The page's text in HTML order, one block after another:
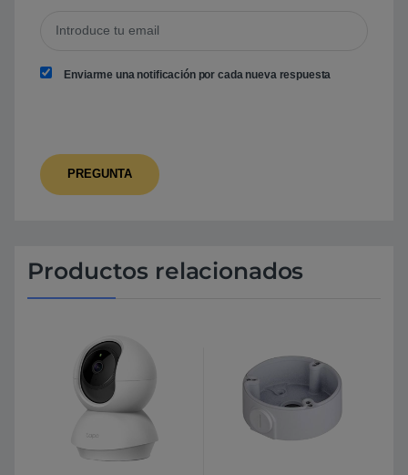
Enviarme una notificación por cada nueva respuesta
Productos relacionados